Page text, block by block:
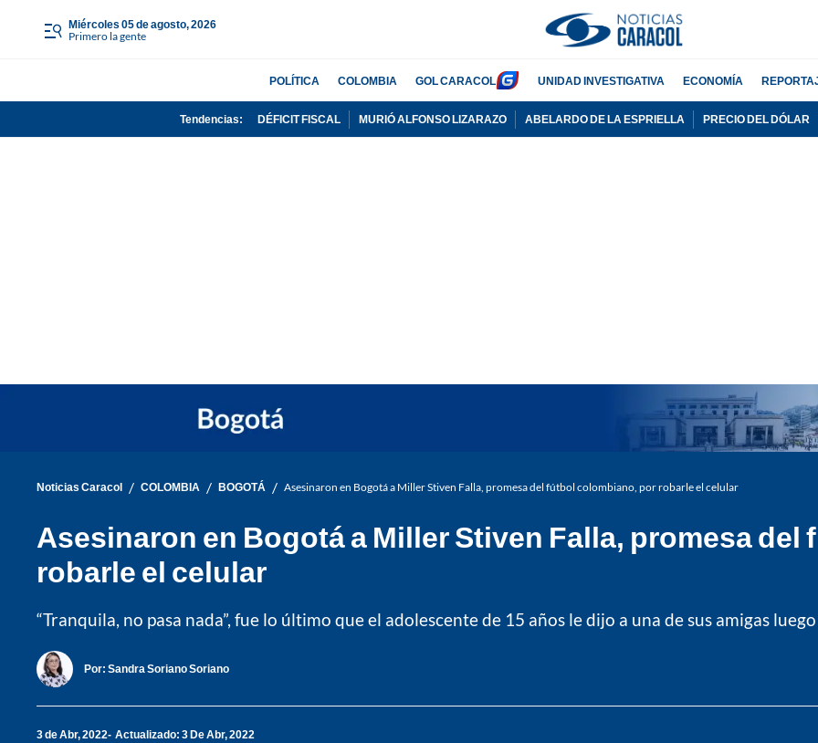
miércoles 05 de agosto, 2026
Primero la gente
POLÍTICA COLOMBIA GOL CARACOL UNIDAD INVESTIGATIVA ECONOMÍA
Tendencias: DÉFICIT FISCAL MURIÓ ALFONSO LIZARAZO ABELARDO DE LA ESPRIELLA PRECIO DEL DÓLAR
Noticias Caracol / COLOMBIA / BOGOTÁ / Asesinaron en Bogotá a Miller Stiven Falla, promesa del fútbol colombiano, por robarle el celular
Asesinaron en Bogotá a Miller Stiven Falla, promesa
robarle el celular
“Tranquila, no pasa nada”, fue lo último que el adolescente de 15 años le dijo a una de sus amigas
Por: Sandra Soriano Soriano
3 de Abr, 2022 Actualizado: 3 De Abr, 2022